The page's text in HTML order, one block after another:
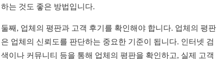
하는 것도 좋은 방법입니다.
둘째, 업체의 평판과 고객 후기를 확인해야 합니다. 업체의 평판
은 업체의 신뢰도를 판단하는 중요한 기준이 됩니다. 인터넷 검
색이나 커뮤니티 등을 통해 업체의 평판을 확인하고, 실제 고객